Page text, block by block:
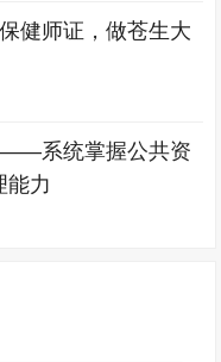
健师证，做苍生大
系统掌握公共资
能力